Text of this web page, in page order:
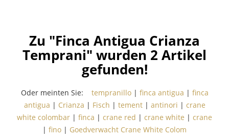
Zu "Finca Antigua Crianza
Temprani" wurden 2 Artikel
gefunden!
Oder meinten Sie: tempranillo| finca antigua | finca
antigua | Crianza | Fisch | tement| antinori | crane
white colombar | finca | crane red | crane white | crane
| fino | Goedverwacht Crane White Colom